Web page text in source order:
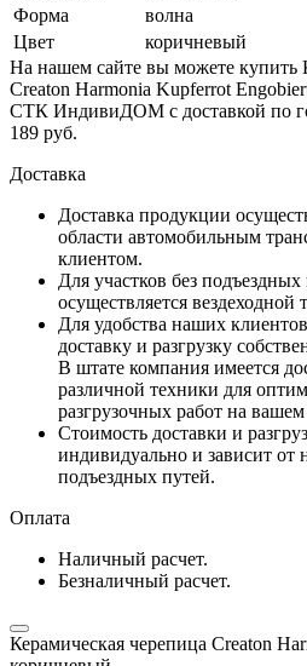
Форма
волна
Цвет
коричневый
На нашем сайте вы можете купить
Сreaton Harmonia Kupferrot
СТК ИндивиДОМ с доставкой по
189 руб.
Доставка
Доставка продукции
области автомобильным
клиентом.
Для участков без подъездных
осуществляется вездеходной
Для удобства наших
доставку и разгрузку
В штате компания имеется
различной техники для
разгрузочных работ на
Стоимость доставки и
индивидуально и зависит от
подъездных путей.
Оплата
Наличный расчет.
Безналичный расчет.
Керамическая черепица Сreaton